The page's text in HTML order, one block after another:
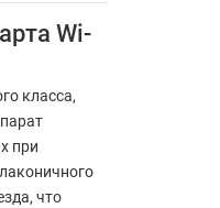
Wi-
класса,
при
что